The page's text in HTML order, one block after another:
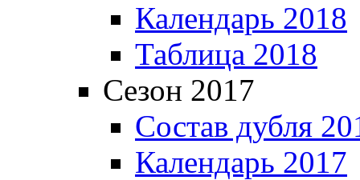
Календарь 2018
Таблица 2018
Сезон 2017
Состав дубля
Календарь 2017